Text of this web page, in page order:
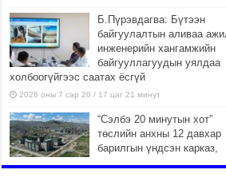
Б.Пүрэвдагва: Бүтээн
байгуулалтын аливаа
инженерийн хангамжийн
байгууллагуудын уялдаа
холбоогүйгээс саатах ёсгүй
2026 оны 7 сар 20 / 17 цаг 21 минут
“Сэлбэ 20 минутын хот”
төслийн анхны 12 давхар
барилгын үндсэн карказ,